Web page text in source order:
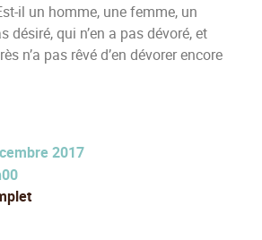
il un homme, une femme, un
désiré, qui n’en a pas dévoré, et
n’a pas rêvé d’en dévorer encore
2017